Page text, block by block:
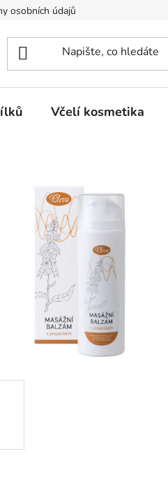
osobních údajů
Včelí kosmetika